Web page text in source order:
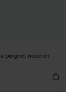
poignet noué en